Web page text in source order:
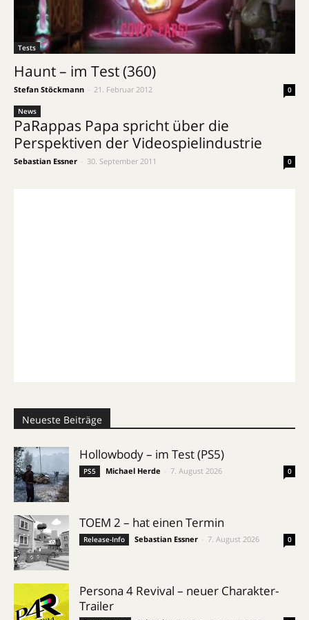
Tests
Haunt – im Test (360)
Stefan Stöckmann 21. Februar 2012 0
News
PaRappas Papa spricht über die
Perspektiven der Videospielindustrie
Sebastian Essner 30. September 2011 0
Neueste Beiträge
Hollowbody – im Test (PS5)
PS5 Michael Herde 7. August 2026 0
TOEM 2 – hat einen Termin
Release-Info Sebastian Essner 7. August 2026 0
Persona 4 Revival – neuer Charakter-
Trailer